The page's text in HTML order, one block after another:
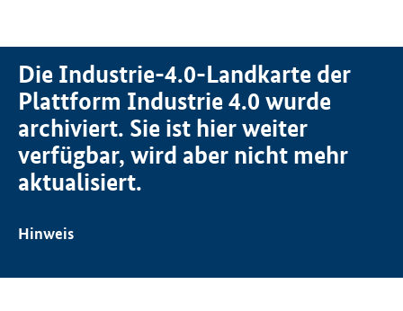
Die Industrie-4.0-Landkarte der
Plattform Industrie 4.0 wurde
archiviert. Sie ist hier weiter
verfügbar, wird aber nicht mehr
aktualisiert.
Hinweis